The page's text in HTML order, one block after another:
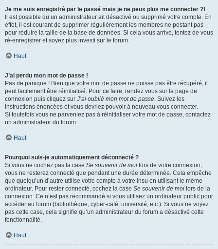
Je me suis enregistré par le passé mais je ne peux plus me connecter ?!
Il est possible qu’un administrateur ait désactivé ou supprimé votre compte. En
effet, il est courant de supprimer régulièrement les membres ne postant pas
pour réduire la taille de la base de données. Si cela vous arrive, tentez de vous
ré-enregistrer et soyez plus investi sur le forum.
Haut
J’ai perdu mon mot de passe !
Pas de panique ! Bien que votre mot de passe ne puisse pas être récupéré, il
peut facilement être réinitialisé. Pour ce faire, rendez vous sur la page de
connexion puis cliquez sur J’ai oublié mon mot de passe. Suivez les
instructions énoncées et vous devriez pouvoir à nouveau vous connecter.
Si toutefois vous ne parveniez pas à réinitialiser votre mot de passe, contactez
un administrateur du forum.
Haut
Pourquoi suis-je automatiquement déconnecté ?
Si vous ne cochez pas la case Se souvenir de moi lors de votre connexion,
vous ne resterez connecté que pendant une durée déterminée. Cela empêche
que quelqu’un d’autre utilise votre compte à votre insu en utilisant le même
ordinateur. Pour rester connecté, cochez la case Se souvenir de moi lors de la
connexion. Ce n’est pas recommandé si vous utilisez un ordinateur public pour
accéder au forum (bibliothèque, cyber-café, université, etc.). Si vous ne voyez
pas cette case, cela signifie qu’un administrateur du forum a désactivé cette
fonctionnalité.
Haut